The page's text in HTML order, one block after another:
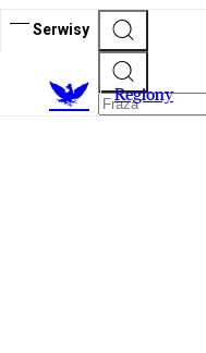
Serwisy
Regiony